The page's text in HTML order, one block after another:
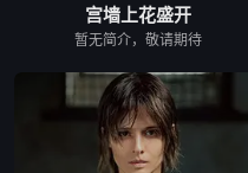
宫墙上花盛开
暂无简介，敬请期待